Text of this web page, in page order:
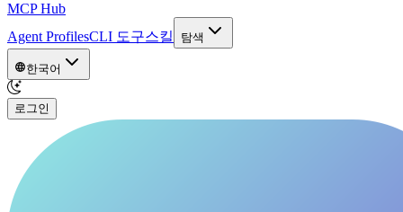
MCP Hub
Agent ProfilesCLI 도구스킬 탐색
한국어
로그인